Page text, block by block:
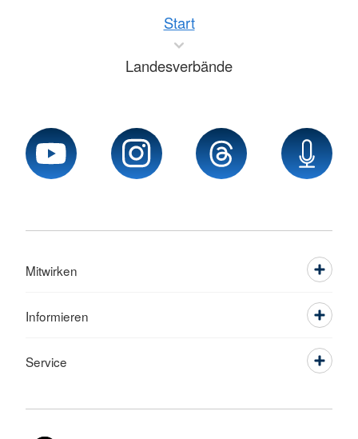
Start
Landesverbände
Mitwirken
Informieren
Service